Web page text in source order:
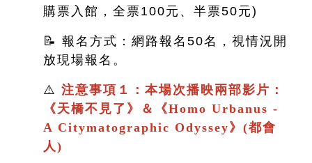
購票入館，全票100元、半票50元)
📝 報名方式：網路報名50名，視情況開
放現場報名。
⚠️ 注意事項１：本場次播映兩部影片：
《天橋不見了 》＆ 《Homo Urbanus -
A Citymatographic Odyssey》(都會
人)